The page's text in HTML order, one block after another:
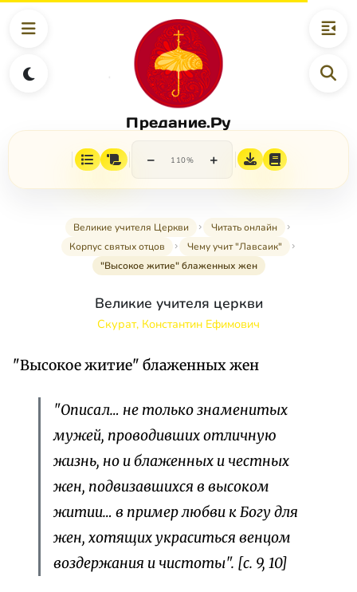
Предание.Ру
− 110% +
Великие учителя Церкви
Читать онлайн
Корпус святых отцов
Чему учит "Лавсаик"
"Высокое житие" блаженных жен
Великие учителя церкви
Скурат, Константин Ефимович
"Высокое житие" блаженных жен
"Описал… не только знаменитых
мужей, проводивших отличную
жизнь, но и блаженных и честных
жен, подвизавшихся в высоком
житии… в пример любви к Богу для
жен, хотящих украситься венцом
воздержания и чистоты". [с. 9, 10]